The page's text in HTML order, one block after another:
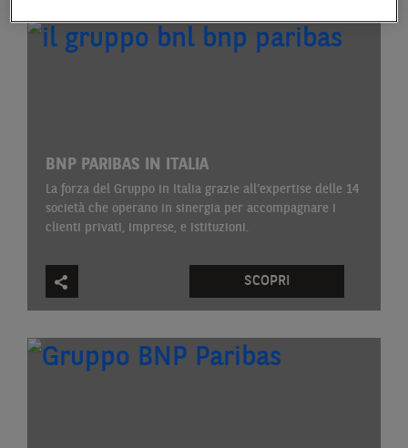
BNP PARIBAS IN ITALIA
La forza del Gruppo in Italia grazie all’expertise delle 14
società che operano in sinergia per accompagnare i
clienti privati, imprese, e istituzioni.
SCOPRI